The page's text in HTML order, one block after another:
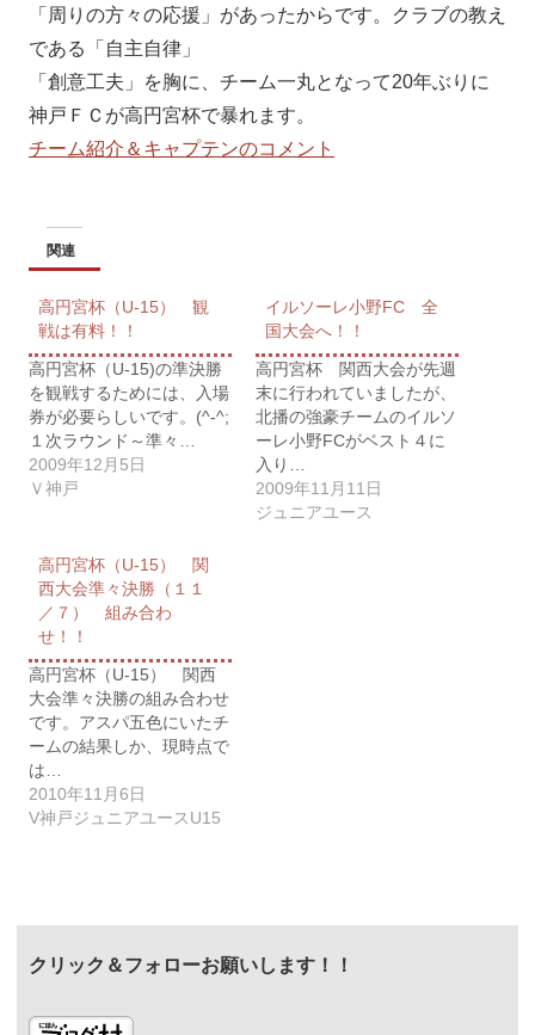
「周りの方々の応援」があったからです。クラブの教え
である「自主自律」
「創意工夫」を胸に、チーム一丸となって20年ぶりに
神戸ＦＣが高円宮杯で暴れます。
チーム紹介＆キャプテンのコメント
関連
高円宮杯（U-15） 観
戦は有料！！
高円宮杯（U-15)の準決勝
を観戦するためには、入場
券が必要らしいです。(^-^;
１次ラウンド～準々…
2009年12月5日
Ｖ神戸
イルソーレ小野FC 全
国大会へ！！
高円宮杯 関西大会が先週
末に行われていましたが、
北播の強豪チームのイルソ
ーレ小野FCがベスト４に
入り…
2009年11月11日
ジュニアユース
高円宮杯（U-15） 関
西大会準々決勝（１１
／７） 組み合わ
せ！！
高円宮杯（U-15） 関西
大会準々決勝の組み合わせ
です。アスパ五色にいたチ
ームの結果しか、現時点で
は…
2010年11月6日
V神戸ジュニアユースU15
クリック＆フォローお願いします！！